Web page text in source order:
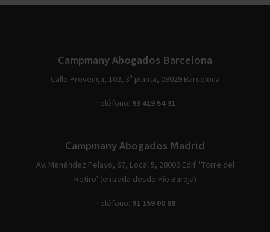
Campmany Abogados Barcelona
Calle Provença, 102, 3ª planta, 08029 Barcelona
Teléfono: 93 419 54 31
Campmany Abogados Madrid
Av. Menéndez Pelayo, 67, Local 5, 28009 Edif. 'Torre del
Retiro' (entrada desde Pío Baroja)
Teléfono: 91 159 00 88